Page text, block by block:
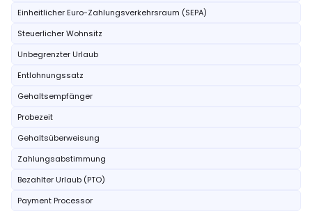
Einheitlicher Euro-Zahlungsverkehrsraum (SEPA)
Steuerlicher Wohnsitz
Unbegrenzter Urlaub
Entlohnungssatz
Gehaltsempfänger
Probezeit
Gehaltsüberweisung
Zahlungsabstimmung
Bezahlter Urlaub (PTO)
Payment Processor